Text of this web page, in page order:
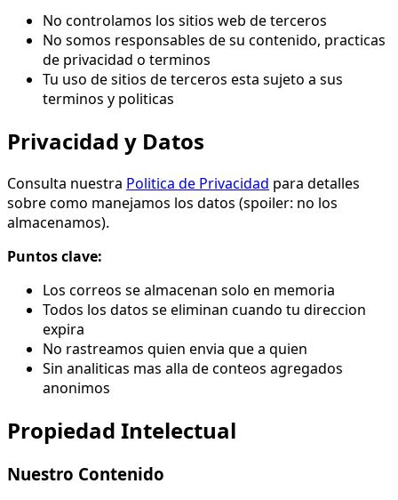
No controlamos los sitios web de terceros
No somos responsables de su contenido, practicas
de privacidad o terminos
Tu uso de sitios de terceros esta sujeto a sus
terminos y politicas
Privacidad y Datos
Consulta nuestra Politica de Privacidad para detalles
sobre como manejamos los datos (spoiler: no los
almacenamos).
Puntos clave:
Los correos se almacenan solo en memoria
Todos los datos se eliminan cuando tu direccion
expira
No rastreamos quien envia que a quien
Sin analiticas mas alla de conteos agregados
anonimos
Propiedad Intelectual
Nuestro Contenido